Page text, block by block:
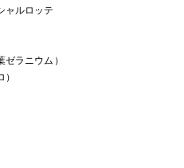
ャルロッテ
ラニウム）